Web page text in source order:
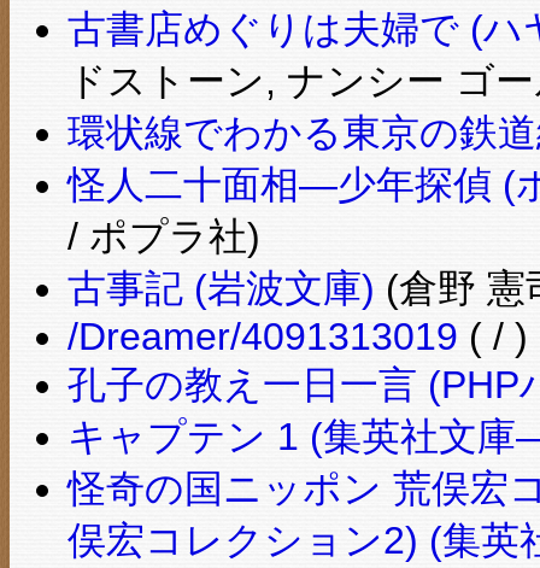
古書店めぐりは夫婦で (ハ
ドストーン, ナンシー ゴ
環状線でわかる東京の鉄
怪人二十面相―少年探偵 (
/ ポプラ社)
古事記 (岩波文庫) (倉野 憲
/Dreamer/4091313019 ( / )
孔子の教え一日一言 (PHP
キャプテン 1 (集英社文
怪奇の国ニッポン 荒俣宏
俣宏コレクション2) (集英